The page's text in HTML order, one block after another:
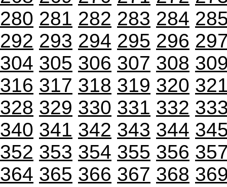
280 281 282 283 284
292 293 294 295 296
304 305 306 307 308
316 317 318 319 320
328 329 330 331 332
340 341 342 343 344
352 353 354 355 356
364 365 366 367 368